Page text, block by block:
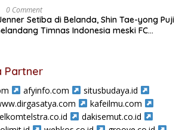
0 Comment
Setiba di Belanda, Shin Tae-yong Puji
Timnas Indonesia meski FC
Partner
afyinfo.com
situsbudaya.id
kafeilmu.com
dakisemut.co.id